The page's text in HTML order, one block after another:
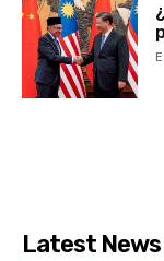
Latest News